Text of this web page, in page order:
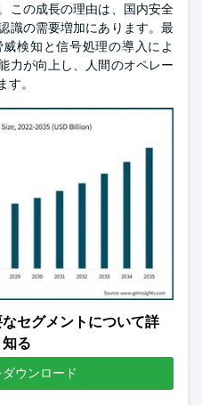
この成長の理由は、国内安全
識の需要増加にあります。最
検知と信号処理の導入によ
力が向上し、人間のオペレー
。
セグメントについて詳
知る
ウンロード